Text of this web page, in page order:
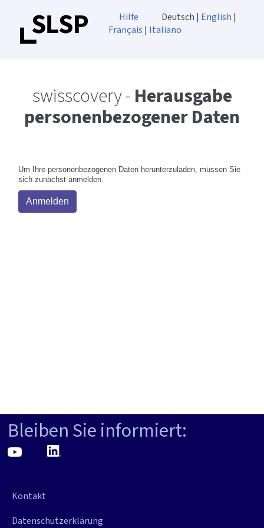
Hilfe Deutsch | English |
Français | Italiano
swisscovery -Herausgabe
personenbezogener Daten
Bleiben Sie informiert:
Kontakt
Datenschutzerklärung